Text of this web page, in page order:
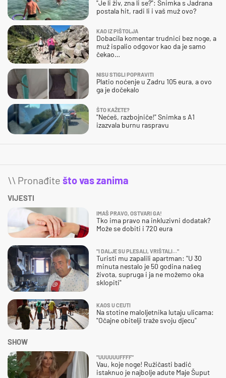
"Je li živ, zna li se?": Snimka s Jadrana
postala hit, radi li i vaš muž ovo?
KAO IZ PIŠTOLJA
Dobacila komentar trudnici bez noge, a
muž ispalio odgovor kao da je samo
čekao…
NISU STIGLI POPRAVITI
Platio noćenje u Zadru 105 eura, a ovo
ga je dočekalo
ŠTO KAŽETE?
"Nećeš, razbojniče!" Snimka s A1
izazvala burnu raspravu
\\ Pronađite što vas zanima
VIJESTI
IMAŠ PRAVO, OSTVARI GA!
Tko ima pravo na inkluzivni dodatak?
Može se dobiti i 720 eura
"I DALJE SU PLESALI, VRIŠTALI..."
Turisti mu zapalili apartman: "U 30
minuta nestalo je 50 godina našeg
života, supruga i ja ne možemo oka
sklopiti"
KAOS U CEUTI
Na stotine maloljetnika lutaju ulicama:
"Očajne obitelji traže svoju djecu"
SHOW
"UUUUUUFFFF"
Vau, koje noge! Ružičasti badić
istaknuo je najbolje adute Maje Šuput